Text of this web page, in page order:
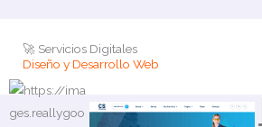
🚀 Servicios Digitales
Diseño y Desarrollo Web